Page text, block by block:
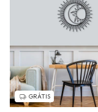
GRÁTIS